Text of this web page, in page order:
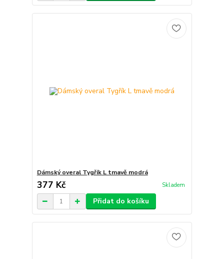
Dámský overal Tygřík L tmavě modrá
377 Kč Skladem
Přidat do košíku